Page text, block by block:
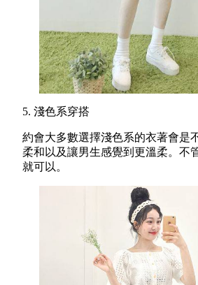
5. 淺色系穿搭
約會大多數選擇淺色系的衣著會是
柔和以及讓男生感覺到更溫柔。不
就可以。